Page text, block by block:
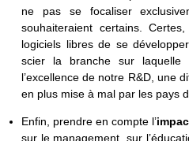
ne pas se focaliser
souhaiteraient certains.
logiciels libres de se
scier la branche sur laquelle
l’excellence de notre R&D, une
en plus mise à mal par les pays
Enfin, prendre en compte l’
sur le management, sur